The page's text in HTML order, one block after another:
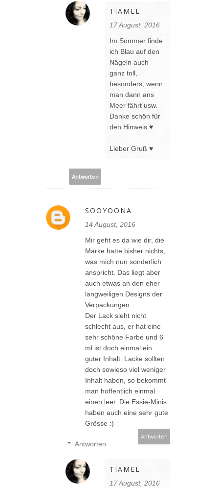
TIAMEL
17 August, 2016
Im Sommer finde
ich Blau auf den
Nägeln auch
ganz toll,
besonders, wenn
man dann ans
Meer fährt usw.
Danke schön für
den Hinweis ♥
Lieber Gruß ♥
Antworten
SOOYOONA
14 August, 2016
Mir geht es da wie dir, die
Marke hatte bisher nichts,
was mich nun sonderlich
anspricht. Das liegt aber
auch etwas an den eher
langweiligen Designs der
Verpackungen.
Der Lack sieht nicht
schlecht aus, er hat eine
sehr schöne Farbe und 6
ml ist doch einmal ein
guter Inhalt. Lacke sollten
doch sowieso viel weniger
Inhalt haben, so bekommt
man hoffentlich einmal
einen leer. Die Essie-Minis
haben auch eine sehr gute
Grösse :)
Antworten
Antworten
TIAMEL
17 August, 2016